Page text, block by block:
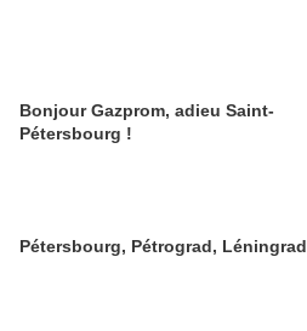
Bonjour Gazprom, adieu Saint-
Pétersbourg !
Pétersbourg, Pétrograd, Léningrad